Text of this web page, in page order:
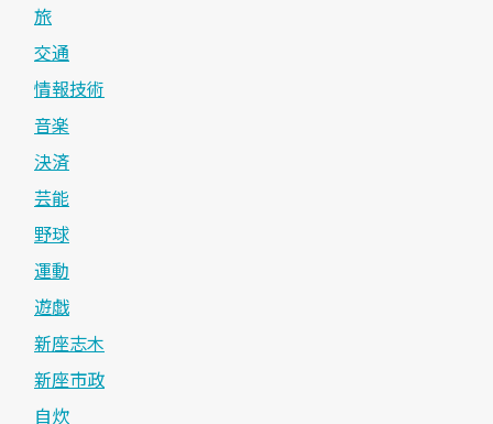
旅
交通
情報技術
音楽
決済
芸能
野球
運動
遊戯
新座志木
新座市政
自炊